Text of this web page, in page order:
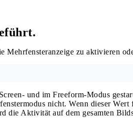
Mehrfensteranzeige zu aktivieren
und im Freeform-Modus
nicht. Wenn dieser Wert
die Aktivität auf dem gesamten